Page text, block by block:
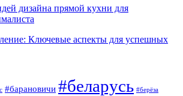
дизайна прямой кухни для
Ключевые аспекты для успешных
#барановичи #беларусь #берёза